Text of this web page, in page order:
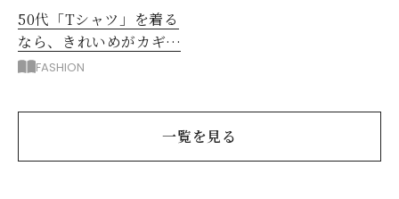
50代「Tシャツ」を着る
なら、きれいめがカギ！
部屋着に見えないコツ
FASHION
一覧を見る